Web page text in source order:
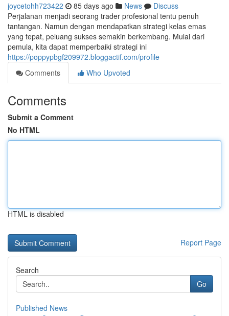
joycetohh723422 85 days ago News
Discuss
Perjalanan menjadi seorang trader profesional tentu penuh
tantangan. Namun dengan mendapatkan strategi kelas emas
yang tepat, peluang sukses semakin berkembang. Mulai dari
pemula, kita dapat memperbaiki strategi ini
https://poppypbgf209972.bloggactif.com/profile
Comments
Who Upvoted
Comments
Submit a Comment
No HTML
HTML is disabled
Report Page
Search
Go
Published News